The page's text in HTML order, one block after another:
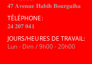
𝟒𝟕 𝐀𝐯𝐞𝐧𝐮𝐞 𝐇𝐚𝐛𝐢𝐛 𝐁𝐨𝐮𝐫𝐠𝐮𝐢𝐛𝐚
TÉLÉPHONE:
𝟐𝟒 𝟐𝟎𝟕 𝟎𝟒𝟏
JOURS/HEURES DE TRAVAIL:
Lun - Dim / 9h00 - 20h00